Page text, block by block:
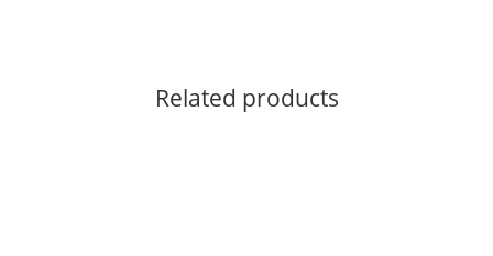
Related products